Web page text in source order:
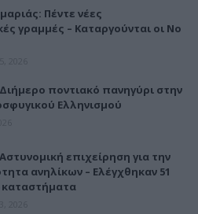
Πέντε νέες
γραμμές – Καταργούνται οι Νο
ποντιακό πανηγύρι στην
Ελληνισμού
επιχείρηση για την
ανηλίκων – Ελέγχθηκαν 51
καταστήματα